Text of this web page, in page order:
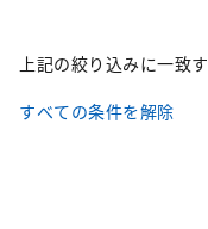
上記の絞り込みに一致
すべての条件を解除